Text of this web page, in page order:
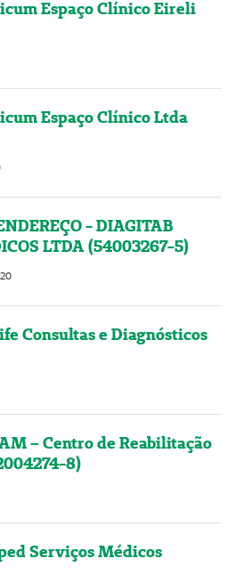
Espaço Clínico Eireli
Espaço Clínico Ltda
- DIAGITAB
LTDA (54003267-5)
Consultas e Diagnósticos
– Centro de Reabilitação
8)
Serviços Médicos